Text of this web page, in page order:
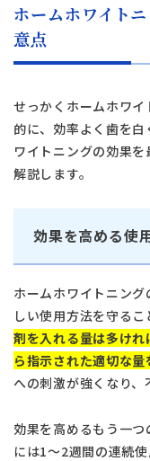
ホームホワイト
意点
せっかくホームホワ
的に、効率よく歯を
ワイトニングの効果
解説します。
効果を高める使
ホームホワイトニン
しい使用方法を守るこ
剤を入れる量は多け
ら指示された適切な量
への刺激が強くなり、
効果を高めるもう一
には1～2週間の連続